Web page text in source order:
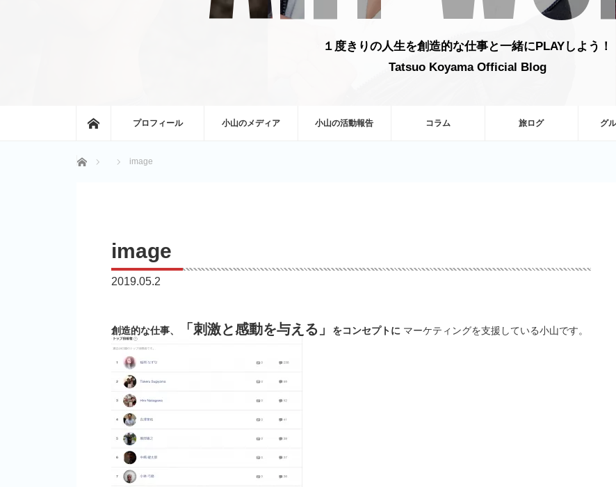
１度きりの人生を創造的な仕事と一緒にPLAYしよう！
Tatsuo Koyama Official Blog
ホームプロフィール 小山のメディア 小山の活動報告 コラム 旅ログ グ
ホーム image
image
2019.05.2
創造的な仕事、 「刺激と感動を与える」 をコンセプトに マーケティングを支援している小山です。